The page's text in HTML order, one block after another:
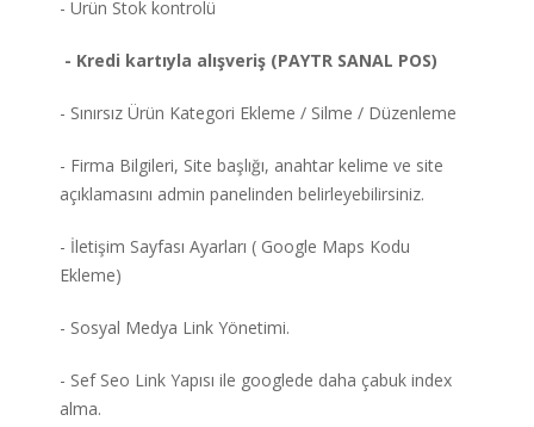
- Ürün Stok kontrolü
- Kredi kartıyla alışveriş (PAYTR SANAL POS)
- Sınırsız Ürün Kategori Ekleme / Silme / Düzenleme
- Firma Bilgileri, Site başlığı, anahtar kelime ve site
açıklamasını admin panelinden belirleyebilirsiniz.
- İletişim Sayfası Ayarları ( Google Maps Kodu
Ekleme)
- Sosyal Medya Link Yönetimi.
- Sef Seo Link Yapısı ile googlede daha çabuk index
alma.